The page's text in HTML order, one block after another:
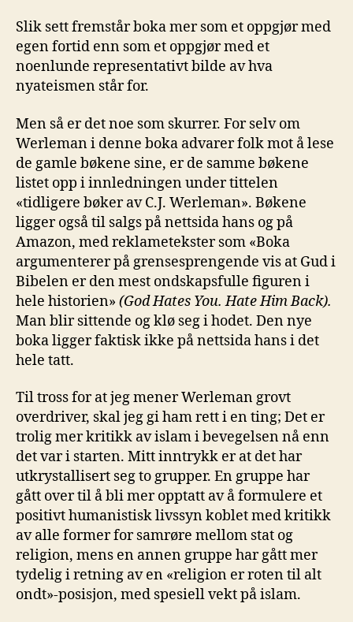
Slik sett fremstår boka mer som et oppgjør med
egen fortid enn som et oppgjør med et
noenlunde representativt bilde av hva
nyateismen står for.
Men så er det noe som skurrer. For selv om
Werleman i denne boka advarer folk mot å lese
de gamle bøkene sine, er de samme bøkene
listet opp i innledningen under tittelen
«tidligere bøker av C.J. Werleman». Bøkene
ligger også til salgs på nettsida hans og på
Amazon, med reklametekster som «Boka
argumenterer på grensesprengende vis at Gud i
Bibelen er den mest ondskapsfulle figuren i
hele historien» (God Hates You. Hate Him Back).
Man blir sittende og klø seg i hodet. Den nye
boka ligger faktisk ikke på nettsida hans i det
hele tatt.
Til tross for at jeg mener Werleman grovt
overdriver, skal jeg gi ham rett i en ting; Det er
trolig mer kritikk av islam i bevegelsen nå enn
det var i starten. Mitt inntrykk er at det har
utkrystallisert seg to grupper. En gruppe har
gått over til å bli mer opptatt av å formulere et
positivt humanistisk livssyn koblet med kritikk
av alle former for samrøre mellom stat og
religion, mens en annen gruppe har gått mer
tydelig i retning av en «religion er roten til alt
ondt»-posisjon, med spesiell vekt på islam.